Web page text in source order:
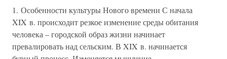
1. Особенности культуры Нового времени С начала
XIX в. происходит резкое изменение среды обитания
человека – городской образ жизни начинает
превалировать над сельским. В XIX в. начинается